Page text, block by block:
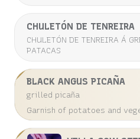
CHULETÓN DE TENREIRA
CHULETÓN DE TENREIRA Á
PATACAS
BLACK ANGUS PICAÑA
grilled picaña
Garnish of potatoes and